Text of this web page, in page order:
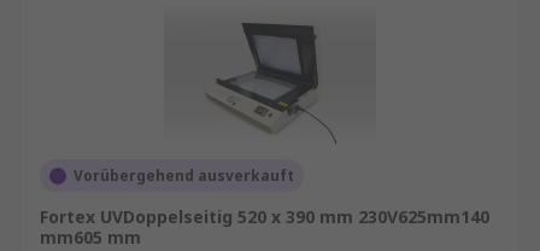
Vorübergehend ausverkauft
Fortex UVDoppelseitig 520 x 390 mm 230V625mm140
mm605 mm